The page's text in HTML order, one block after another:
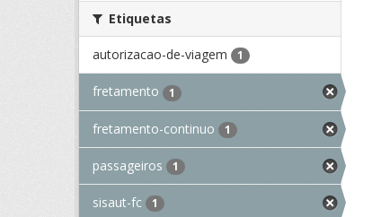
Etiquetas
autorizacao-de-viagem 1
fretamento 1
fretamento-continuo 1
passageiros 1
sisaut-fc 1